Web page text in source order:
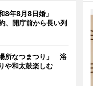
8年8月8日婚」
、開庁前から長い列
所なつまつり」 浴
や和太鼓楽しむ